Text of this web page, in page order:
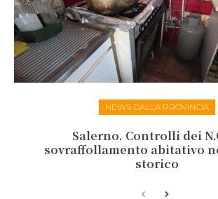
NEWS DALLA PROVINCIA
Salerno. Controlli dei
sovraffollamento abitativo
storico